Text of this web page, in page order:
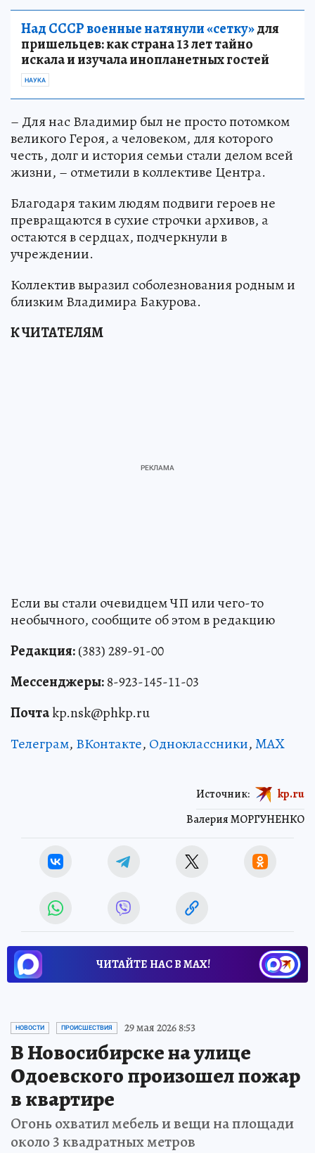
Над СССР военные натянули «сетку»для
пришельцев: как страна 13 лет тайно
искала и изучала инопланетных гостей
НАУКА
– Для нас Владимир был не просто потомком
великого Героя, а человеком, для которого
честь, долг и история семьи стали делом всей
жизни, – отметили в коллективе Центра.
Благодаря таким людям подвиги героев не
превращаются в сухие строчки архивов, а
остаются в сердцах, подчеркнули в
учреждении.
Коллектив выразил соболезнования родным и
близким Владимира Бакурова.
К ЧИТАТЕЛЯМ
Если вы стали очевидцем ЧП или чего-то
необычного, сообщите об этом в редакцию
Редакция:(383) 289-91-00
Мессенджеры:8-923-145-11-03
Почтаkp.nsk@phkp.ru
Телеграм, ВКонтакте, Одноклассники,MAX
Валерия МОРГУНЕНКО
Источник: kp.ru
ЧИТАЙТЕ НАС В МАХ!
НОВОСТИ ПРОИСШЕСТВИЯ 29 мая 2026 8:53
В Новосибирске на улице
Одоевского произошел пожар
в квартире
Огонь охватил мебель и вещи на площади
около 3 квадратных метров